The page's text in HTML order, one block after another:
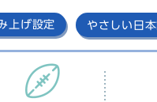
上げ設定 やさしい日